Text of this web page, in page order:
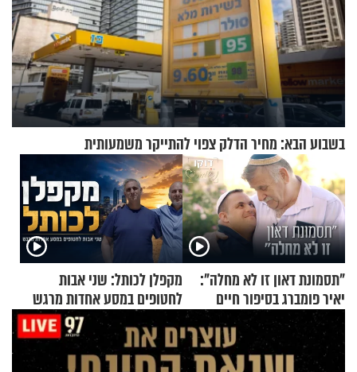
בשבוע הבא: מחיר הדלק צפוי להתייקר משמעותית
"תסמונת דאון זו לא מחלה":
יאיר פומברג בסיפור חיים
מעורר השראה
מקפלן לכותל: שני אבות
לחטופים במסע אחדות מרגש